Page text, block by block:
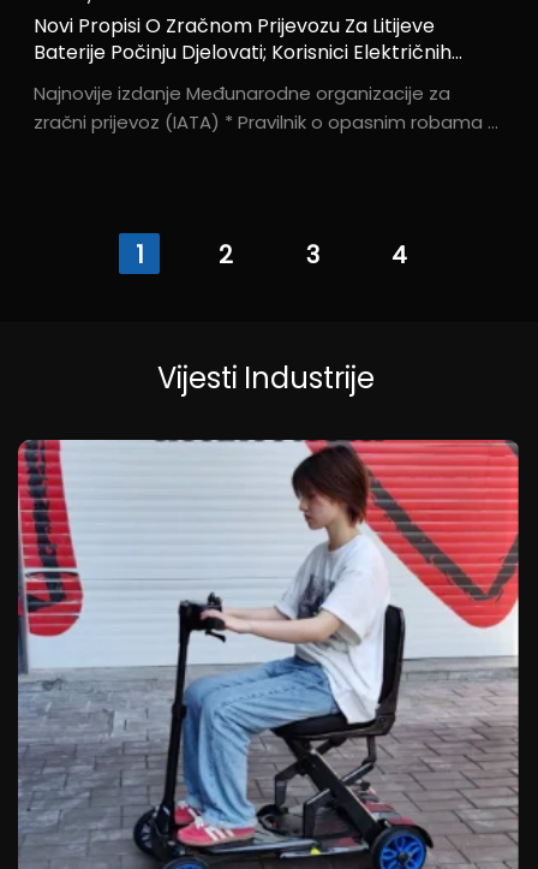
Novi Propisi O Zračnom Prijevozu Za Litijeve
Baterije Počinju Djelovati; Korisnici Električnih
Četiri Ključne Promjene
Najnovije izdanje Međunarodne organizacije za
zračni prijevoz (IATA) * Pravilnik o opasnim robama *
1 2 3 4
Vijesti Industrije